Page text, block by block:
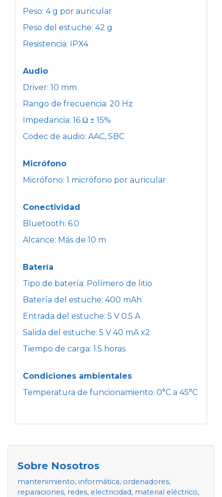
Peso: 4 g por auricular
Peso del estuche: 42 g
Resistencia: IPX4
Audio
Driver: 10 mm
Rango de frecuencia: 20 Hz
Impedancia: 16 Ω ± 15%
Codec de audio: AAC, SBC
Micrófono
Micrófono: 1 micrófono por auricular
Conectividad
Bluetooth: 6.0
Alcance: Más de 10 m
Batería
Tipo de batería: Polímero de litio
Batería del estuche: 400 mAh
Entrada del estuche: 5 V 0.5 A
Salida del estuche: 5 V 40 mA x2
Tiempo de carga: 1.5 horas
Condiciones ambientales
Temperatura de funcionamiento: 0°C a 45°C
Sobre Nosotros
mantenimiento, informática, ordenadores,
reparaciones, redes, electricidad, material eléctrico,